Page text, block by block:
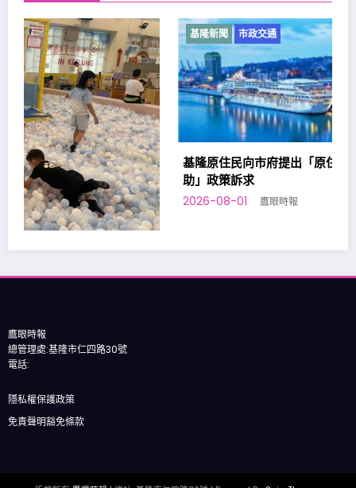
基隆新聞 市政交通
基隆原住民向市府提出「原住民族勞工台灣職安卡訓練補
助」政策訴求
2026-08-01 鷹眼時報
總管理處:基隆市仁四路30號
電話: